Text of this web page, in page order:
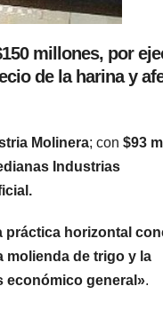
millones, por
de la harina y
Molinera; con $93
Industrias
práctica horizontal
molienda de trigo y la
económico general».